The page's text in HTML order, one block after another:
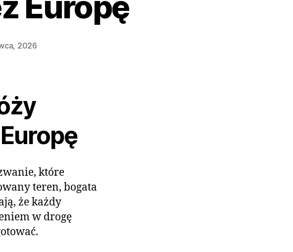
2026
które
teren, bogata
że każdy
w drogę